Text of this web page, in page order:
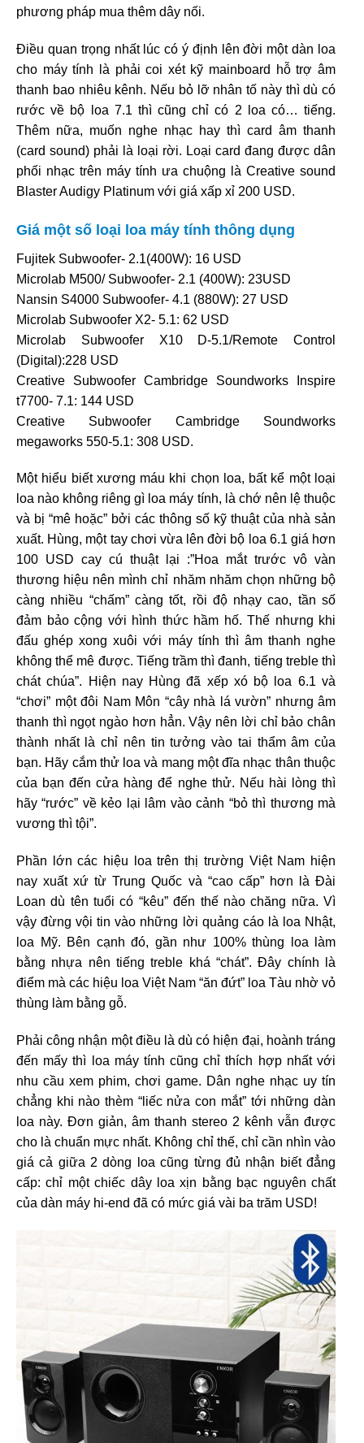
phương pháp mua thêm dây nối.
Điều quan trọng nhất lúc có ý định lên đời một dàn loa
cho máy tính là phải coi xét kỹ mainboard hỗ trợ âm
thanh bao nhiêu kênh. Nếu bỏ lỡ nhân tố này thì dù có
rước về bộ loa 7.1 thì cũng chỉ có 2 loa có… tiếng.
Thêm nữa, muốn nghe nhạc hay thì card âm thanh
(card sound) phải là loại rời. Loại card đang được dân
phối nhạc trên máy tính ưa chuộng là Creative sound
Blaster Audigy Platinum với giá xấp xỉ 200 USD.
Giá một số loại loa máy tính thông dụng
Fujitek Subwoofer- 2.1(400W): 16 USD
Microlab M500/ Subwoofer- 2.1 (400W): 23USD
Nansin S4000 Subwoofer- 4.1 (880W): 27 USD
Microlab Subwoofer X2- 5.1: 62 USD
Microlab Subwoofer X10 D-5.1/Remote Control
(Digital):228 USD
Creative Subwoofer Cambridge Soundworks Inspire
t7700- 7.1: 144 USD
Creative Subwoofer Cambridge Soundworks
megaworks 550-5.1: 308 USD.
Một hiểu biết xương máu khi chọn loa, bất kể một loại
loa nào không riêng gì loa máy tính, là chớ nên lệ thuộc
và bị “mê hoặc” bởi các thông số kỹ thuật của nhà sản
xuất. Hùng, một tay chơi vừa lên đời bộ loa 6.1 giá hơn
100 USD cay cú thuật lại :”Hoa mắt trước vô vàn
thương hiệu nên mình chỉ nhăm nhăm chọn những bộ
càng nhiều “chấm” càng tốt, rồi độ nhạy cao, tần số
đảm bảo cộng với hình thức hầm hố. Thế nhưng khi
đấu ghép xong xuôi với máy tính thì âm thanh nghe
không thể mê được. Tiếng trầm thì đanh, tiếng treble thì
chát chúa”. Hiện nay Hùng đã xếp xó bộ loa 6.1 và
“chơi” một đôi Nam Môn “cây nhà lá vườn” nhưng âm
thanh thì ngọt ngào hơn hẳn. Vậy nên lời chỉ bảo chân
thành nhất là chỉ nên tin tưởng vào tai thẩm âm của
bạn. Hãy cắm thử loa và mang một đĩa nhạc thân thuộc
của bạn đến cửa hàng để nghe thử. Nếu hài lòng thì
hãy “rước” về kẻo lại lâm vào cảnh “bỏ thì thương mà
vương thì tội”.
Phần lớn các hiệu loa trên thị trường Việt Nam hiện
nay xuất xứ từ Trung Quốc và “cao cấp” hơn là Đài
Loan dù tên tuổi có “kêu” đến thế nào chăng nữa. Vì
vậy đừng vội tin vào những lời quảng cáo là loa Nhật,
loa Mỹ. Bên cạnh đó, gần như 100% thùng loa làm
bằng nhựa nên tiếng treble khá “chát”. Đây chính là
điểm mà các hiệu loa Việt Nam “ăn đứt” loa Tàu nhờ vỏ
thùng làm bằng gỗ.
Phải công nhận một điều là dù có hiện đại, hoành tráng
đến mấy thì loa máy tính cũng chỉ thích hợp nhất với
nhu cầu xem phim, chơi game. Dân nghe nhạc uy tín
chẳng khi nào thèm “liếc nửa con mắt” tới những dàn
loa này. Đơn giản, âm thanh stereo 2 kênh vẫn được
cho là chuẩn mực nhất. Không chỉ thế, chỉ cần nhìn vào
giá cả giữa 2 dòng loa cũng từng đủ nhận biết đẳng
cấp: chỉ một chiếc dây loa xịn bằng bạc nguyên chất
của dàn máy hi-end đã có mức giá vài ba trăm USD!